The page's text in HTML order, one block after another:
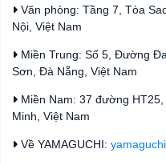
Văn phòng: Tầng 7, Tòa
Nội, Việt Nam
Miền Trung: Số 5, Đường
Sơn, Đà Nẵng, Việt Nam
Miền Nam: 37 đường
Minh, Việt Nam
Về YAMAGUCHI: